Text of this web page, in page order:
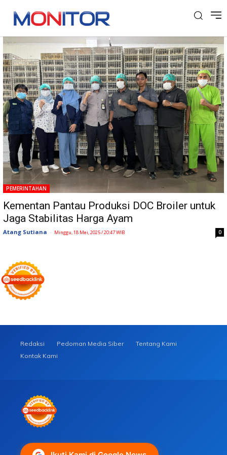
Tag: DOK Broiler
PEMERINTAHAN
Kementan Pantau Produksi DOC Broiler untuk
Jaga Stabilitas Harga Ayam
Atang Sutiana - Minggu, 18 Mei, 2025 / 20:47 WIB 0
Redaksi Pedoman Media Siber
Tentang Kami
Kontak Kami